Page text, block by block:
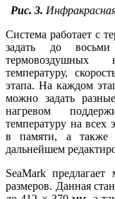
Рис. 3.
Система работает с
задать до
термовоздушных
температуру,
этапа. На каждом
можно задать
нагревом
температуру на всех
в памяти, а также
дальнейшем
SeaMark
размеров. Данная